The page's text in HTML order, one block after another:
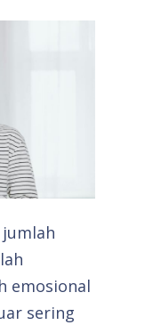
emosional
sering